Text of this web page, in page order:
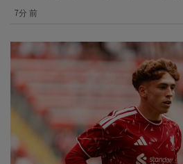
7分 前